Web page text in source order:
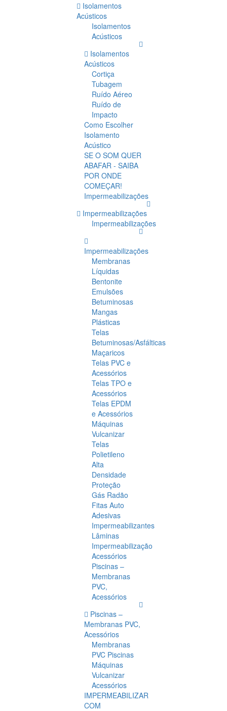
Isolamentos
Acústicos
Isolamentos
Acústicos
Isolamentos
Acústicos
Cortiça
Tubagem
Ruído Aéreo
Ruído de
Impacto
Como Escolher
Isolamento
Acústico
SE O SOM QUER
ABAFAR - SAIBA
POR ONDE
COMEÇAR!
Impermeabilizações
Impermeabilizações
Impermeabilizações
Impermeabilizações
Membranas
Líquidas
Bentonite
Emulsões
Betuminosas
Mangas
Plásticas
Telas
Betuminosas/Asfálticas
Maçaricos
Telas PVC e
Acessórios
Telas TPO e
Acessórios
Telas EPDM
e Acessórios
Máquinas
Vulcanizar
Telas
Polietileno
Alta
Densidade
Proteção
Gás Radão
Fitas Auto
Adesivas
Impermeabilizantes
Lâminas
Impermeabilização
Acessórios
Piscinas –
Membranas
PVC,
Acessórios
Piscinas –
Membranas PVC,
Acessórios
Membranas
PVC Piscinas
Máquinas
Vulcanizar
Acessórios
IMPERMEABILIZAR
COM